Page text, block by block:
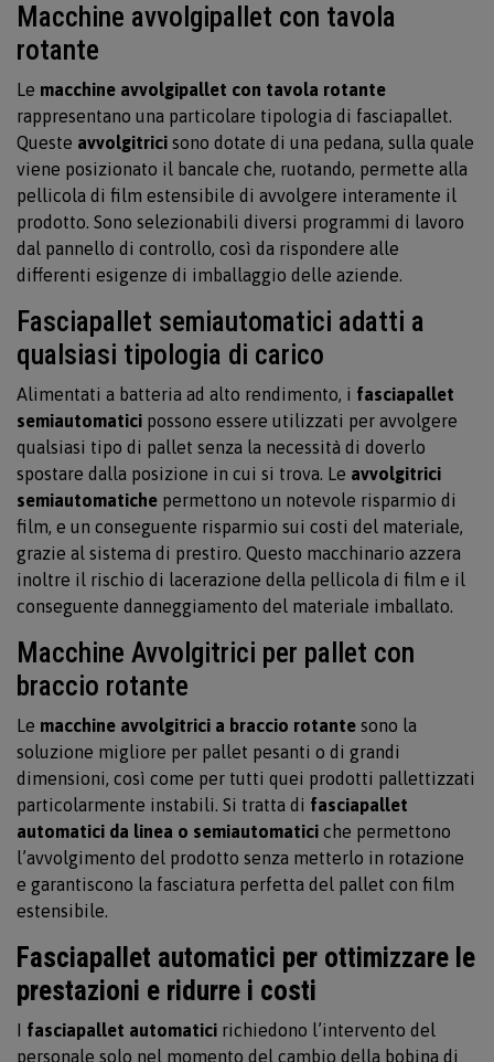
Macchine avvolgipallet con tavola
rotante
Le macchine avvolgipallet con tavola rotante
rappresentano una particolare tipologia di fasciapallet.
Queste avvolgitrici sono dotate di una pedana, sulla quale
viene posizionato il bancale che, ruotando, permette alla
pellicola di film estensibile di avvolgere interamente il
prodotto. Sono selezionabili diversi programmi di lavoro
dal pannello di controllo, così da rispondere alle
differenti esigenze di imballaggio delle aziende.
Fasciapallet semiautomatici adatti a
qualsiasi tipologia di carico
Alimentati a batteria ad alto rendimento, i fasciapallet
semiautomatici possono essere utilizzati per avvolgere
qualsiasi tipo di pallet senza la necessità di doverlo
spostare dalla posizione in cui si trova. Le avvolgitrici
semiautomatiche permettono un notevole risparmio di
film, e un conseguente risparmio sui costi del materiale,
grazie al sistema di prestiro. Questo macchinario azzera
inoltre il rischio di lacerazione della pellicola di film e il
conseguente danneggiamento del materiale imballato.
Macchine Avvolgitrici per pallet con
braccio rotante
Le macchine avvolgitrici a braccio rotante sono la
soluzione migliore per pallet pesanti o di grandi
dimensioni, così come per tutti quei prodotti pallettizzati
particolarmente instabili. Si tratta di fasciapallet
automatici da linea o semiautomatici che permettono
l’avvolgimento del prodotto senza metterlo in rotazione
e garantiscono la fasciatura perfetta del pallet con film
estensibile.
Fasciapallet automatici per ottimizzare le
prestazioni e ridurre i costi
I fasciapallet automatici richiedono l’intervento del
personale solo nel momento del cambio della bobina di